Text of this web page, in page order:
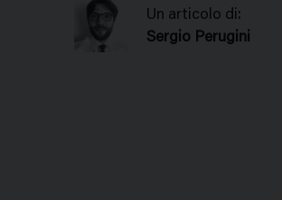
Un articolo di:
Sergio Perugini